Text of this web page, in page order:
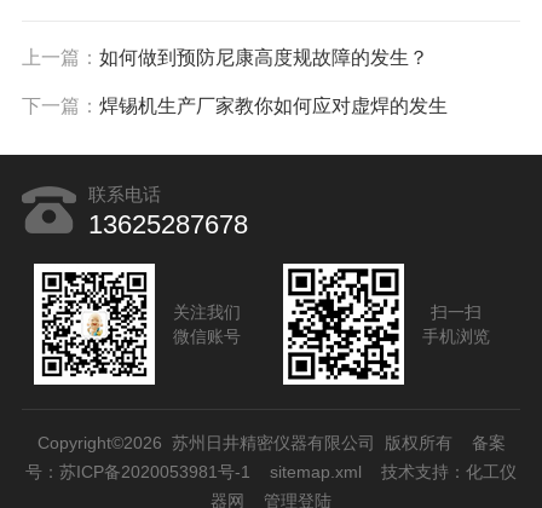
上一篇： 如何做到预防尼康高度规故障的发生？
下一篇： 焊锡机生产厂家教你如何应对虚焊的发生
联系电话
13625287678
关注我们
微信账号
扫一扫
手机浏览
Copyright©2026 苏州日井精密仪器有限公司 版权所有 备案
号：苏ICP备2020053981号-1
sitemap.xml 技术支持： 化工仪
器网
管理登陆